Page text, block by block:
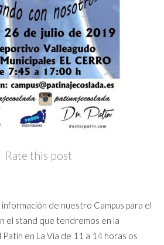
Rate this post
de nuestro Campus para el
el stand que tendremos en la
en La Vía de 11 a 14 horas os